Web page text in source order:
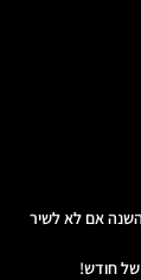
אם לא לשיר
חודש!